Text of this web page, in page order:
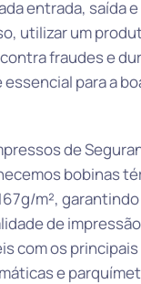
entrada, saída
utilizar um
fraudes e
para a
de
bobinas
m²,
de
com os
e